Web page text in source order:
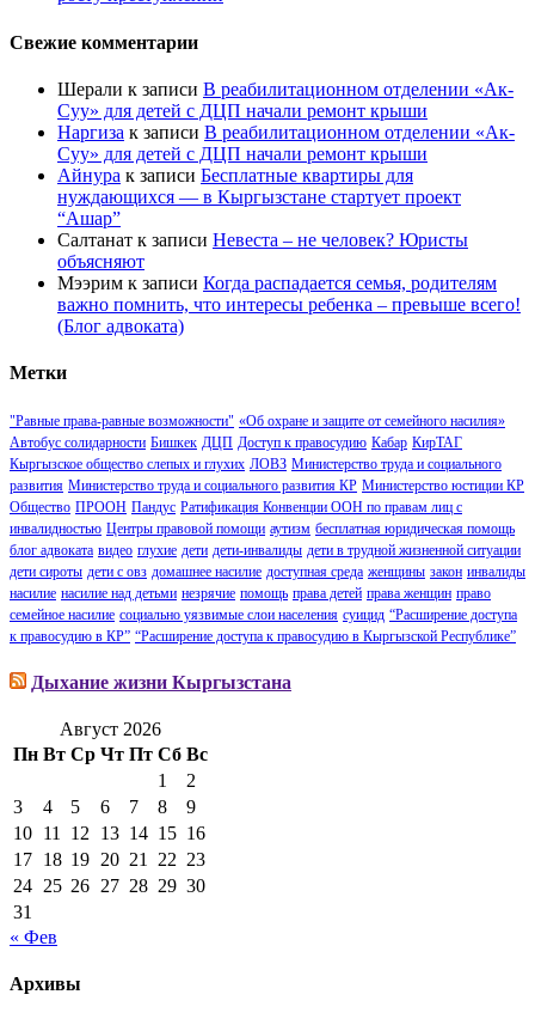
Свежие комментарии
Шерали к записи В реабилитационном отделении «Ак-
Суу» для детей с ДЦП начали ремонт крыши
Наргиза к записи В реабилитационном отделении «Ак-
Суу» для детей с ДЦП начали ремонт крыши
Айнура к записи Бесплатные квартиры для
нуждающихся — в Кыргызстане стартует проект
“Ашар”
Салтанат к записи Невеста – не человек? Юристы
объясняют
Мээрим к записи Когда распадается семья, родителям
важно помнить, что интересы ребенка – превыше всего!
(Блог адвоката)
Метки
"Равные права-равные возможности" «Об охране и защите от семейного насилия»
Автобус солидарности Бишкек ДЦП Доступ к правосудию Кабар КирТАГ
Кыргызское общество слепых и глухих ЛОВЗ Министерство труда и социального
развития Министерство труда и социального развития КР Министерство юстиции КР
Общество ПРООН Пандус Ратификация Конвенции ООН по правам лиц с
инвалидностью Центры правовой помощи аутизм бесплатная юридическая помощь
блог адвоката видео глухие дети дети-инвалиды дети в трудной жизненной ситуации
дети сироты дети с овз домашнее насилие доступная среда женщины закон инвалиды
насилие насилие над детьми незрячие помощь права детей права женщин право
семейное насилие социально уязвимые слои населения суицид “Расширение доступа
к правосудию в КР” “Расширение доступа к правосудию в Кыргызской Республике”
Дыхание жизни Кыргызстана
Август 2026
Пн Вт Ср Чт Пт Сб Вс
1
2
3
4 5 6 7 8
9
10 11 12 13 14 15 16
17 18 19 20 21 22 23
24 25 26 27 28 29 30
31
« Фев
Архивы